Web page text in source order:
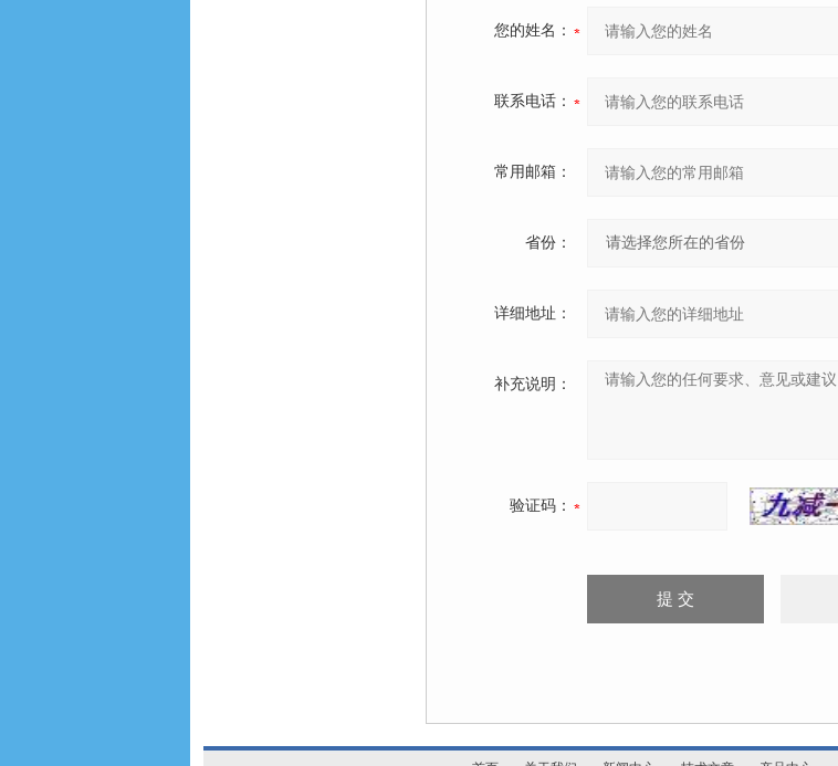
您的姓名：
联系电话：
常用邮箱：
省份：
详细地址：
补充说明：
验证码：